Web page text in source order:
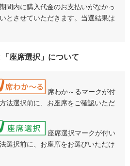
間内に購入代金のお支払いがなかっ
とさせていただきます。当選結果は
「座席選択」について
席わか～るマークが付
法選択前に、お座席をご確認いただ
座席選択マークが付い
選択前に、お座席をお選びいただけ